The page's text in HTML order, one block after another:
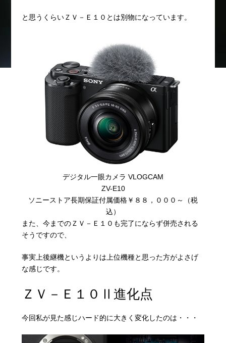
と思うくらいＺＶ－Ｅ１０とは別物になっています。
デジタル一眼カメラ VLOGCAM
ZV-E10
ソニーストア長期保証付属価格￥８８，０００～（税
込）
また、今までのＺＶ－Ｅ１０も完了にならず併売される
そうですので、
事実上後継機というよりは上位機種と思った方がよさげ
な感じです。
ＺＶ－Ｅ１０Ⅱ進化点
今回私が見た感じハード的に大きく変化したのは・・・